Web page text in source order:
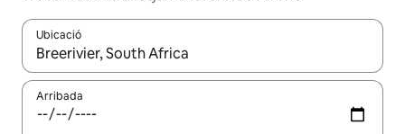
Ubicació
Quan els resultats estiguin disponibles, podràs navegar-hi a
Arribada